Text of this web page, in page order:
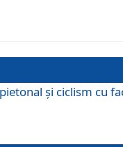
și ciclism cu